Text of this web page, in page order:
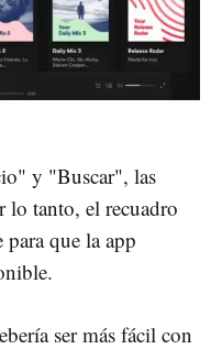
y "Buscar", las
lo tanto, el recuadro
para que la app
ser más fácil con